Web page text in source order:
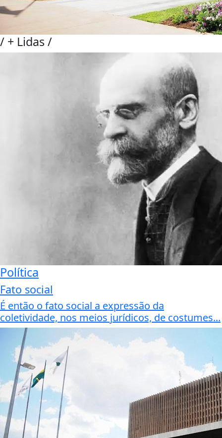
/ + Lidas/
Política
Fato social
É então o fato social a expressão da
coletividade, nos meios jurídicos, de costumes...